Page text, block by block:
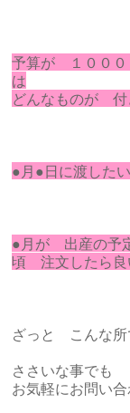
予算が １００
は
どんなものが 付
●月●日に渡した
●月が 出産の予
頃 注文したら良
ざっと こんな所
ささいな事でも
お気軽にお問い合